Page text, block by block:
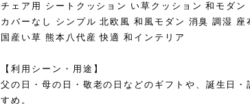
チェア用 シートクッション い草クッション 和モダ
カバーなし シンプル 北欧風 和風モダン 消臭 調湿 座
国産い草 熊本八代産 快適 和インテリア
【利用シーン・用途】
父の日・母の日・敬老の日などのギフトや、誕生日・
すめ。